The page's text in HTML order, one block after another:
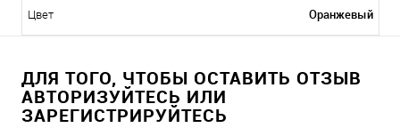
Цвет Оранжевый
ДЛЯ ТОГО, ЧТОБЫ ОСТАВИТЬ ОТЗЫВ
АВТОРИЗУЙТЕСЬ ИЛИ
ЗАРЕГИСТРИРУЙТЕСЬ